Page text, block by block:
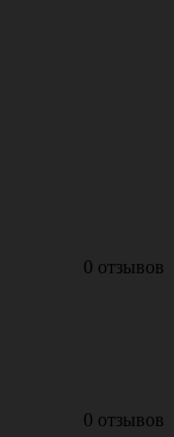
0 отзывов
0 отзывов